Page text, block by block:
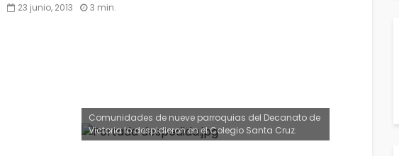
23 junio, 2013 3 min.
Comunidades de nueve parroquias del Decanato de
Victoria lo despidieron en el Colegio Santa Cruz.